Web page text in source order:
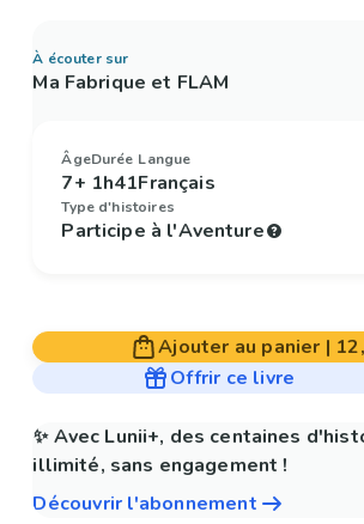
À écouter sur
Ma Fabrique et FLAM
Âge
7+
Durée
1h41
Langue
Français
Type d'histoires
Participe à l'Aventure
Ajouter au panier |
Offrir ce livre
✨ Avec Lunii+, des centaines
illimité, sans engagement !
Découvrir l'abonnement